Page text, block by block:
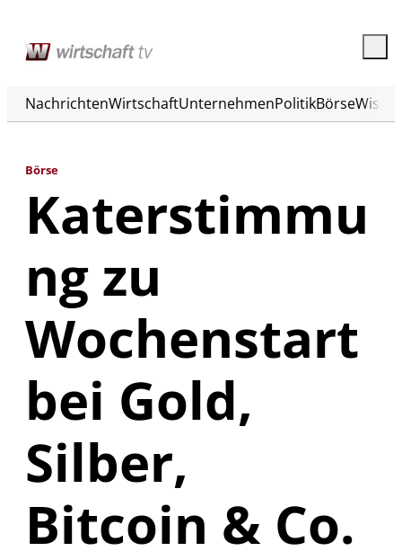
NachrichtenWirtschaftUnternehmenPolitikBörse
Börse
Katerstimmu
ng zu
Wochenstart
bei Gold,
Silber,
Bitcoin & Co.